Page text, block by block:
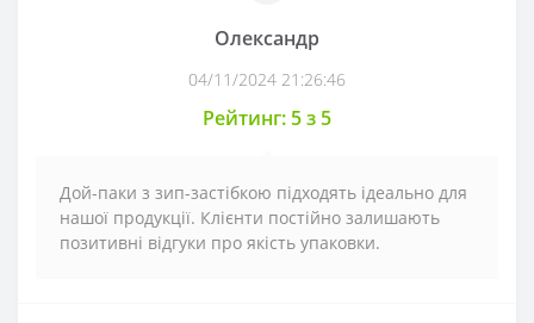
Олександр
04/11/2024 21:26:46
Рейтинг: 5 з 5
Дой-паки з зип-застібкою підходять ідеально для
нашої продукції. Клієнти постійно залишають
позитивні відгуки про якість упаковки.